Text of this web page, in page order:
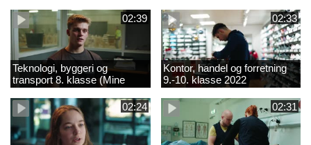
02:39
Teknologi, byggeri og
transport 8. klasse (Mine
introkurser) 2022
02:33
Kontor, handel og forretning
9.-10. klasse 2022
02:24 02:31